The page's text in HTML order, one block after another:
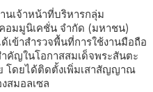
นเจ้าหน้าที่บริหารกลุ่ม
อมมูนิเคชั่น จำกัด (มหาชน)
ข้าสำรวจพื้นที่การใช้งานมือถือ
ญในโอกาสสมเด็จพระสันตะ
โดยได้ติดตั้งเพิ่มเสาสัญญาณ
สมอลเซล